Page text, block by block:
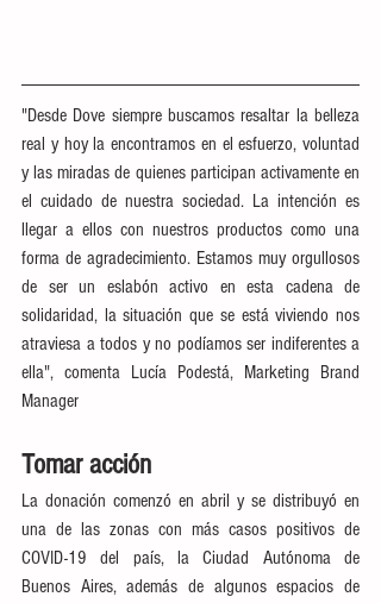
"Desde Dove siempre buscamos resaltar la belleza
real y hoy la encontramos en el esfuerzo, voluntad
y las miradas de quienes participan activamente en
el cuidado de nuestra sociedad. La intención es
llegar a ellos con nuestros productos como una
forma de agradecimiento. Estamos muy orgullosos
de ser un eslabón activo en esta cadena de
solidaridad, la situación que se está viviendo nos
atraviesa a todos y no podíamos ser indiferentes a
ella", comenta Lucía Podestá, Marketing Brand
Manager
Tomar acción
La donación comenzó en abril y se distribuyó en
una de las zonas con más casos positivos de
COVID-19 del país, la Ciudad Autónoma de
Buenos Aires, además de algunos espacios de